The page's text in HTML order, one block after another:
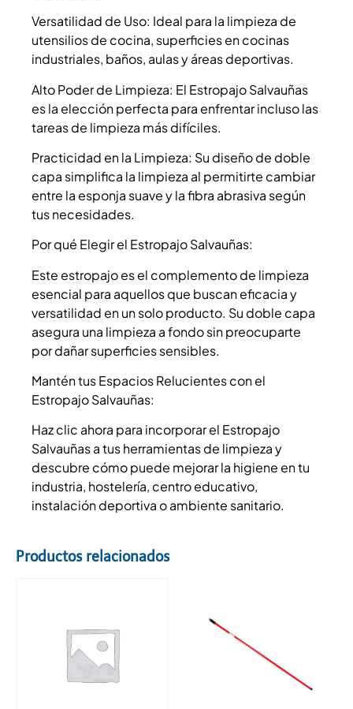
Versatilidad de Uso: Ideal para la limpieza de
utensilios de cocina, superficies en cocinas
industriales, baños, aulas y áreas deportivas.
Alto Poder de Limpieza: El Estropajo Salvauñas
es la elección perfecta para enfrentar incluso las
tareas de limpieza más difíciles.
Practicidad en la Limpieza: Su diseño de doble
capa simplifica la limpieza al permitirte cambiar
entre la esponja suave y la fibra abrasiva según
tus necesidades.
Por qué Elegir el Estropajo Salvauñas:
Este estropajo es el complemento de limpieza
esencial para aquellos que buscan eficacia y
versatilidad en un solo producto. Su doble capa
asegura una limpieza a fondo sin preocuparte
por dañar superficies sensibles.
Mantén tus Espacios Relucientes con el
Estropajo Salvauñas:
Haz clic ahora para incorporar el Estropajo
Salvauñas a tus herramientas de limpieza y
descubre cómo puede mejorar la higiene en tu
industria, hostelería, centro educativo,
instalación deportiva o ambiente sanitario.
Productos relacionados